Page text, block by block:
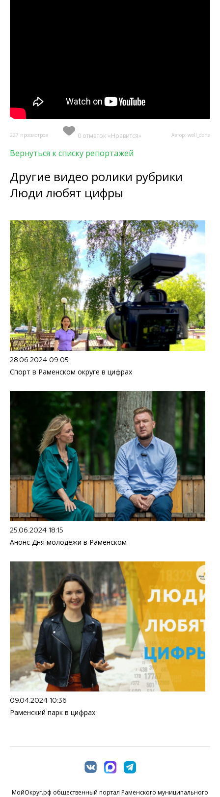
227 просмотров 0 отметок «Нравится» Автор: well_done
Вернуться к списку репортажей
Другие видео ролики рубрики
Люди любят цифры
28.06.2024 09:05
Спорт в Раменском округе в цифрах
25.06.2024 18:15
Анонс Дня молодёжи в Раменском
09.04.2024 10:36
Раменский парк в цифрах
МойОкруг.рф общественный портал Раменского муниципального